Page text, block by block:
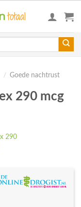
/ Goede nachtrust
290 mcg